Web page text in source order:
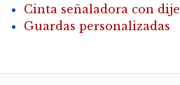
Cinta señaladora con dije
Guardas personalizadas